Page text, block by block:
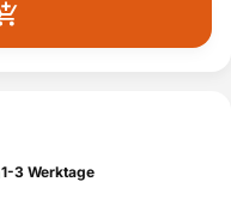
1-3 Werktage